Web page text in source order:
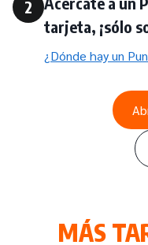
2
tarjeta, ¡sólo
¿Dónde hay un
MÁS